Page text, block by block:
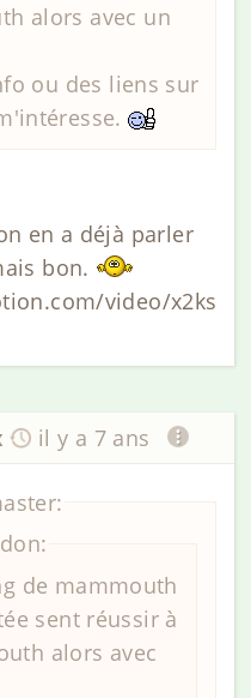
alors avec un
ou des liens sur
en a déjà parler
bon.
video/x2ks
il y a 7 ans
de mammouth
sent réussir à
alors avec